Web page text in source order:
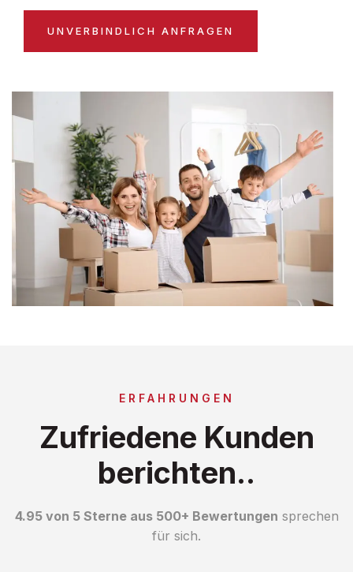
UNVERBINDLICH ANFRAGEN
ERFAHRUNGEN
Zufriedene Kunden
berichten..
4.95 von 5 Sterne aus 500+ Bewertungen sprechen
für sich.